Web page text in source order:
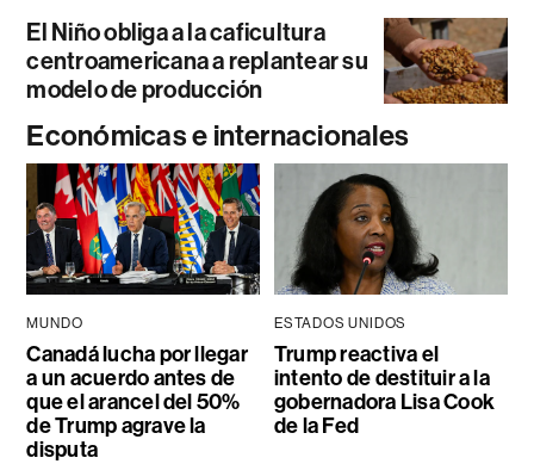
El Niño obliga a la caficultura
centroamericana a replantear su
modelo de producción
Económicas e internacionales
MUNDO
Canadá lucha por llegar
a un acuerdo antes de
que el arancel del 50%
de Trump agrave la
disputa
ESTADOS UNIDOS
Trump reactiva el
intento de destituir a la
gobernadora Lisa Cook
de la Fed